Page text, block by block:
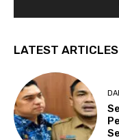
LATEST ARTICLES